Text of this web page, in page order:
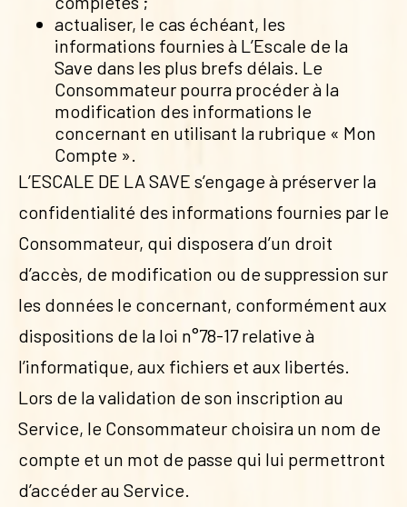
actualiser, le cas échéant, les
informations fournies à L’Escale de la
Save dans les plus brefs délais. Le
Consommateur pourra procéder à la
modification des informations le
concernant en utilisant la rubrique « Mon
Compte ».
L’ESCALE DE LA SAVE s’engage à préserver la
confidentialité des informations fournies par le
Consommateur, qui disposera d’un droit
d’accès, de modification ou de suppression sur
les données le concernant, conformément aux
dispositions de la loi n°78-17 relative à
l’informatique, aux fichiers et aux libertés.
Lors de la validation de son inscription au
Service, le Consommateur choisira un nom de
compte et un mot de passe qui lui permettront
d’accéder au Service.